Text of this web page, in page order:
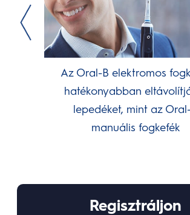
Az Oral-B elektromos
hatékonyabban
lepedéket, mint az
manuális fogkefék
Regisztráljon